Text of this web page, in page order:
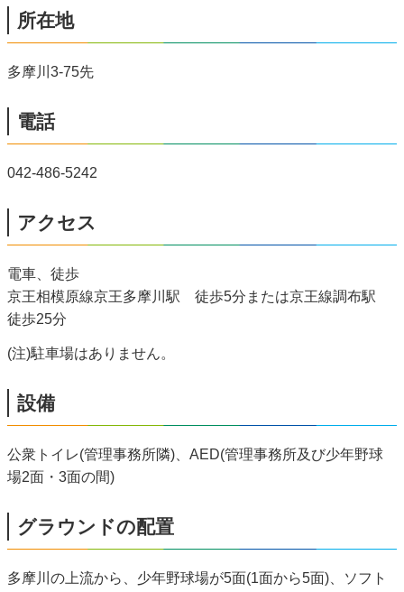
所在地
多摩川3-75先
電話
042-486-5242
アクセス
電車、徒歩
京王相模原線京王多摩川駅 徒歩5分または京王線調布駅
徒歩25分
(注)駐車場はありません。
設備
公衆トイレ(管理事務所隣)、AED(管理事務所及び少年野球
場2面・3面の間)
グラウンドの配置
多摩川の上流から、少年野球場が5面(1面から5面)、ソフト